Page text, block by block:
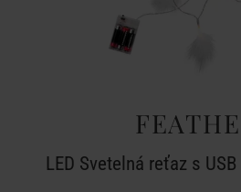
LED Svetelná reťaz s